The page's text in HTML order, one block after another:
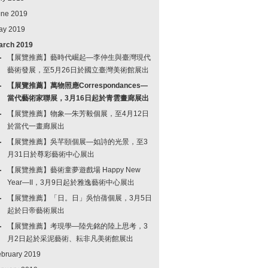
2019
2019
2019
【展覽推薦】藝時代崛起—李仲生與臺灣現代
藝術發展，至5月26日於國立臺灣美術館展出
【展覽推薦】萬物照應Correspondances—
當代藝術家聯展，3月16日起於青雲畫廊展出
【展覽推薦】物象—朱芳毅個展，至4月12日
於當代一畫廊展出
【展覽推薦】吳芊頤個展—如詩的光景，至3
月31日於尊彩藝術中心展出
【展覽推薦】藝術童夢遊戲場 Happy New
Year—II，3月9日起於雅逸藝術中心展出
【展覽推薦】「日。日」吳怡蒨個展，3月5日
起於日帝藝術展出
【展覽推薦】考現學—陸先銘的陸上思考，3
月2日起於采泥藝術、耘非凡美術館展出
2019